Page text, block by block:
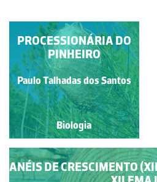
BIDOEIRO (VIDOEIRO)
Paulo Talhadas dos Santos
Biologia
ANÉIS DE CRESCIMENTO
PROCESSIONÁRIA DO
PINHEIRO
Paulo Talhadas dos Santos
Biologia